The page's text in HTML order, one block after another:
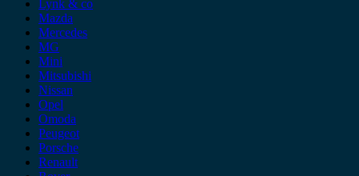
Lynk & co
Mazda
Mercedes
MG
Mini
Mitsubishi
Nissan
Opel
Omoda
Peugeot
Porsche
Renault